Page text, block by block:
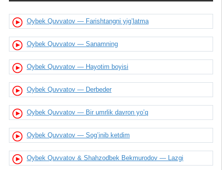
Oybek Quvvatov — Farishtangni yig’latma
Oybek Quvvatov — Sanamning
Oybek Quvvatov — Hayotim boyisi
Oybek Quvvatov — Derbeder
Oybek Quvvatov — Bir umrlik davron yo’q
Oybek Quvvatov — Sog’inib ketdim
Oybek Quvvatov & Shahzodbek Bekmurodov — Lazgi